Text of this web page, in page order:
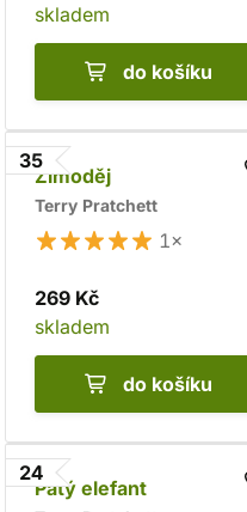
skladem
do košíku
35
Zimoděj
Terry Pratchett
1×
269 Kč
skladem
do košíku
24
Pátý elefant